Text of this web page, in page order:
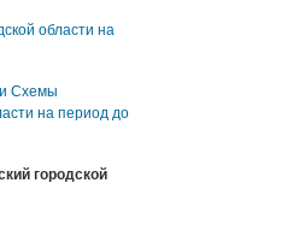
области на
Схемы
на период до
городской